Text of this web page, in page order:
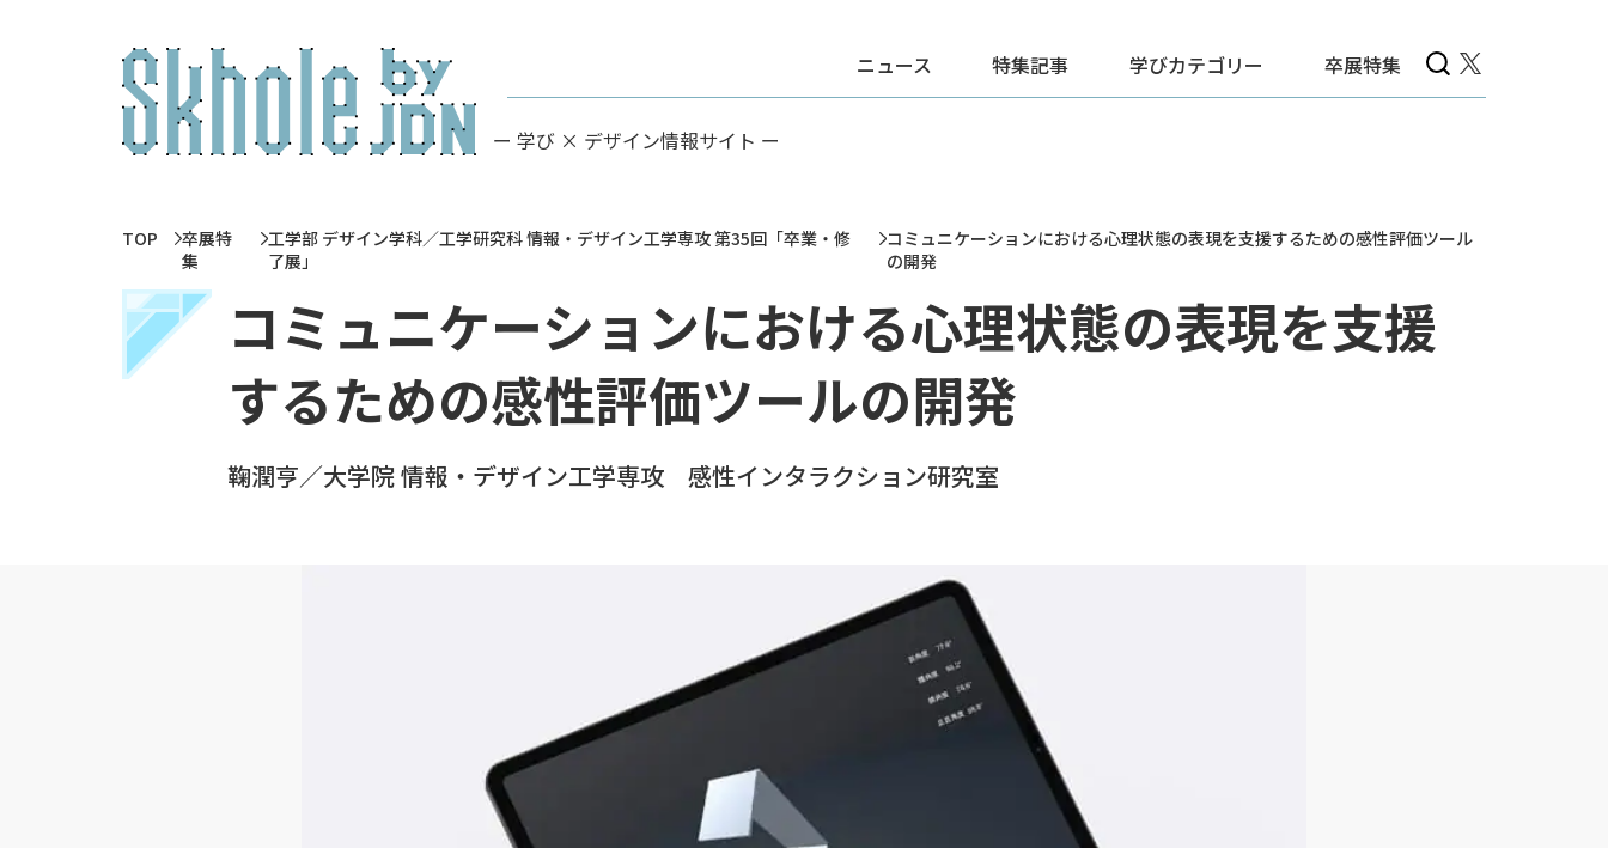
ー 学び × デザイン情報サイト ー
ニュース 特集記事 学びカテゴリー 卒展特集
TOP
卒展特
集
工学部 デザイン学科／工学研究科 情報・デザイン工学専攻 第35回「卒業・修
了展」
コミュニケーションにおける心理状態の表現を支援するための感性評価ツール
の開発
コミュニケーションにおける心理状態の表現を支援
するための感性評価ツールの開発
鞠潤亨／大学院 情報・デザイン工学専攻 感性インタラクション研究室